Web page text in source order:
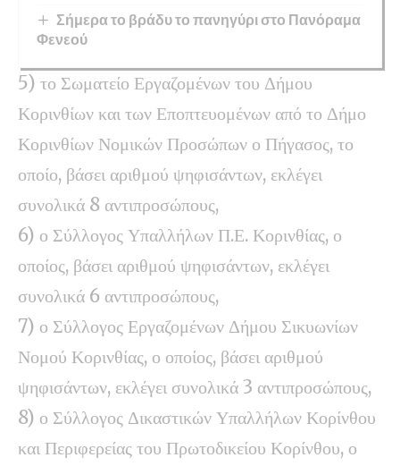
Σήμερα το βράδυ το πανηγύρι στο Πανόραμα
Φενεού
5) το Σωματείο Εργαζομένων του Δήμου
Κορινθίων και των Εποπτευομένων από το Δήμο
Κορινθίων Νομικών Προσώπων ο Πήγασος, το
οποίο, βάσει αριθμού ψηφισάντων, εκλέγει
συνολικά 8 αντιπροσώπους,
6) ο Σύλλογος Υπαλλήλων Π.Ε. Κορινθίας, ο
οποίος, βάσει αριθμού ψηφισάντων, εκλέγει
συνολικά 6 αντιπροσώπους,
7) ο Σύλλογος Εργαζομένων Δήμου Σικυωνίων
Νομού Κορινθίας, ο οποίος, βάσει αριθμού
ψηφισάντων, εκλέγει συνολικά 3 αντιπροσώπους,
8) ο Σύλλογος Δικαστικών Υπαλλήλων Κορίνθου
και Περιφερείας του Πρωτοδικείου Κορίνθου, ο